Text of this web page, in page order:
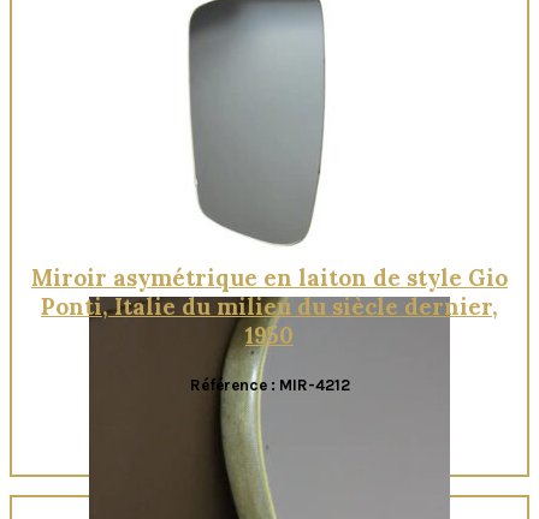
Miroir asymétrique en laiton de style Gio
Ponti, Italie du milieu du siècle dernier,
1950
Référence : MIR-4212